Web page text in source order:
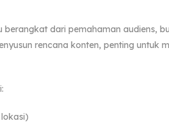
dari pemahaman audiens,
rencana konten, penting untuk